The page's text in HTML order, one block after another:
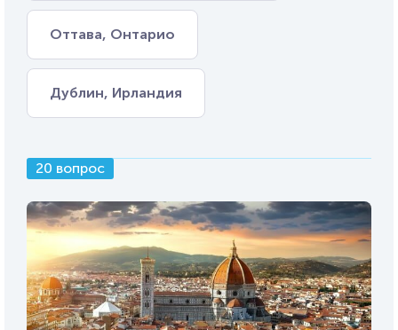
Оттава, Онтарио
Дублин, Ирландия
20 вопрос